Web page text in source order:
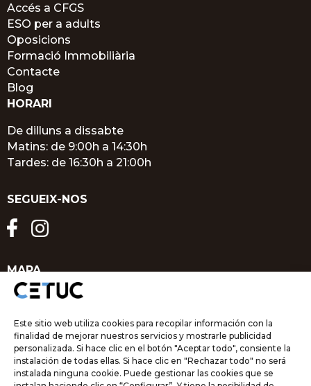
Este sitio web utiliza cookies para recopilar información con la
finalidad de mejorar nuestros servicios y mostrarle publicidad
personalizada. Si hace clic en el botón "Aceptar todo", consiente la
instalación de todas ellas. Si hace clic en "Rechazar todo" no será
instalada ninguna cookie. Puede gestionar las cookies que se
Accés a CFGS
ESO per a adults
Oposicions
Formació Immobiliària
Contacte
Blog
HORARI
De dilluns a dissabte
Matins: de 9:00h a 14:30h
Tardes: de 16:30h a 21:00h
SEGUEIX-NOS
MAPA